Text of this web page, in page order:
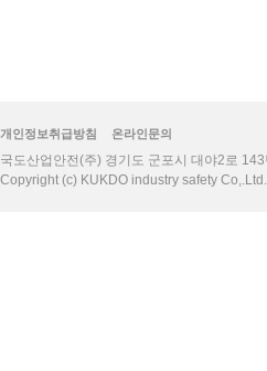
개인정보취급방침 온라인문의
국도산업안전(주) 경기도 군포시 대야2로
Copyright (c) KUKDO industry safety